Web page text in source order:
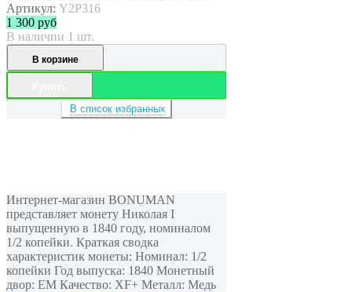
Артикул: Y2P316
1 300 руб
В наличии 1 шт.
В корзине
В список избранных
Интернет-магазин BONUMAN
представляет монету Николая I
выпущенную в 1840 году, номиналом
1/2 копейки. Краткая сводка
характеристик монеты: Номинал: 1/2
копейки Год выпуска: 1840 Монетный
двор: ЕМ Качество: XF+ Металл: Медь